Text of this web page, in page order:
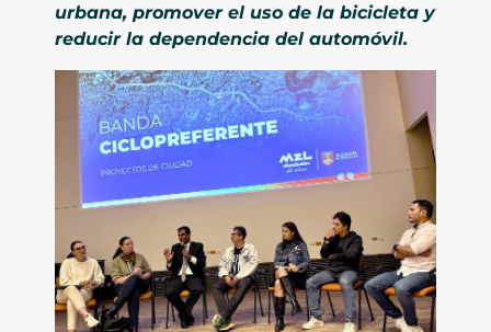
urbana, promover el uso de la bicicleta y
reducir la dependencia del automóvil.